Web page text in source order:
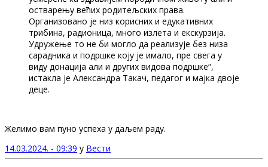
остварењу већих родитељских права.
Организовано је низ корисних и едукативних
трибина, радионица, много излета и екскурзија.
Удружење то не би могло да реализује без низа
сарадника и подршке коју је имало, пре свега у
виду донација али и других видова подршке“,
истакла је Александра Такач, педагог и мајка двоје
деце.
Желимо вам пуно успеха у даљем раду.
14.03.2024. - 09:39 у Вести